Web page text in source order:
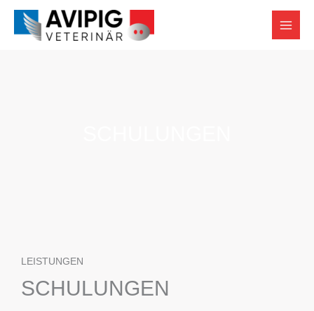
Zum
springen
LEISTUNGEN
SCHULUNGEN